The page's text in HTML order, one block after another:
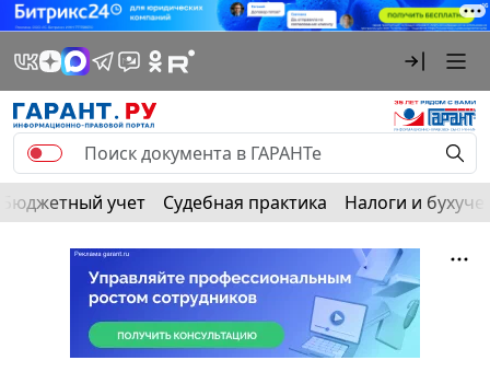
Бюджетный учет Судебная практика Налоги и